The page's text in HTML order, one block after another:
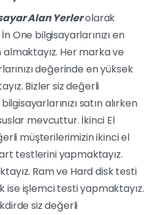
Alan Yerlerolarak
One bilgisayarlarınızı en
Her marka ve
değerinde en yüksek
Bizler siz değerli
satın alırken
mevcuttur. İkinci El
müşterilerimizin ikinci el
testlerini yapmaktayız.
Ram ve Hard disk testi
ise işlemci testi yapmaktayız.
siz değerli